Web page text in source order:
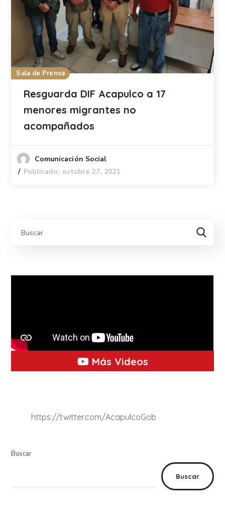
Sala de Prensa
Resguarda DIF Acapulco a 17
menores migrantes no
acompañados
Comunicación Social
Publicado: octubre 27, 2021
Más Videos
https://twitter.com/AcapulcoGob
Buscar
Buscar